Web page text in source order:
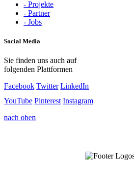
- Projekte
- Partner
- Jobs
Social Media
Sie finden uns auch auf
folgenden Plattformen
Facebook Twitter LinkedIn
YouTube Pinterest Instagram
nach oben